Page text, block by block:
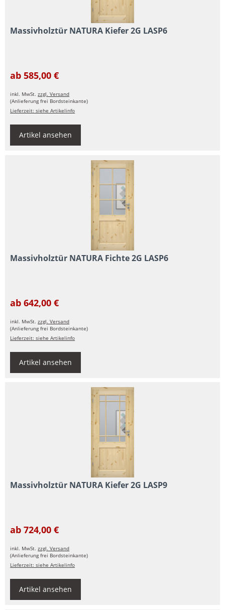
Massivholztür NATURA Kiefer 2G LASP6
ab 585,00 €
inkl. MwSt.zzgl. Versand
(Anlieferung frei Bordsteinkante)
Lieferzeit: siehe Artikelinfo
Artikel ansehen
Massivholztür NATURA Fichte 2G LASP6
ab 642,00 €
inkl. MwSt.zzgl. Versand
(Anlieferung frei Bordsteinkante)
Lieferzeit: siehe Artikelinfo
Artikel ansehen
Massivholztür NATURA Kiefer 2G LASP9
ab 724,00 €
inkl. MwSt.zzgl. Versand
(Anlieferung frei Bordsteinkante)
Lieferzeit: siehe Artikelinfo
Artikel ansehen